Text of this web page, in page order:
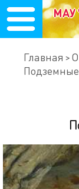
МАУ
Главная